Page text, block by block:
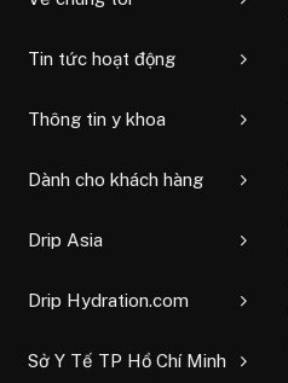
Tin tức hoạt động
Thông tin y khoa
Dành cho khách hàng
Drip Asia
Drip Hydration.com
Sở Y Tế TP Hồ Chí Minh